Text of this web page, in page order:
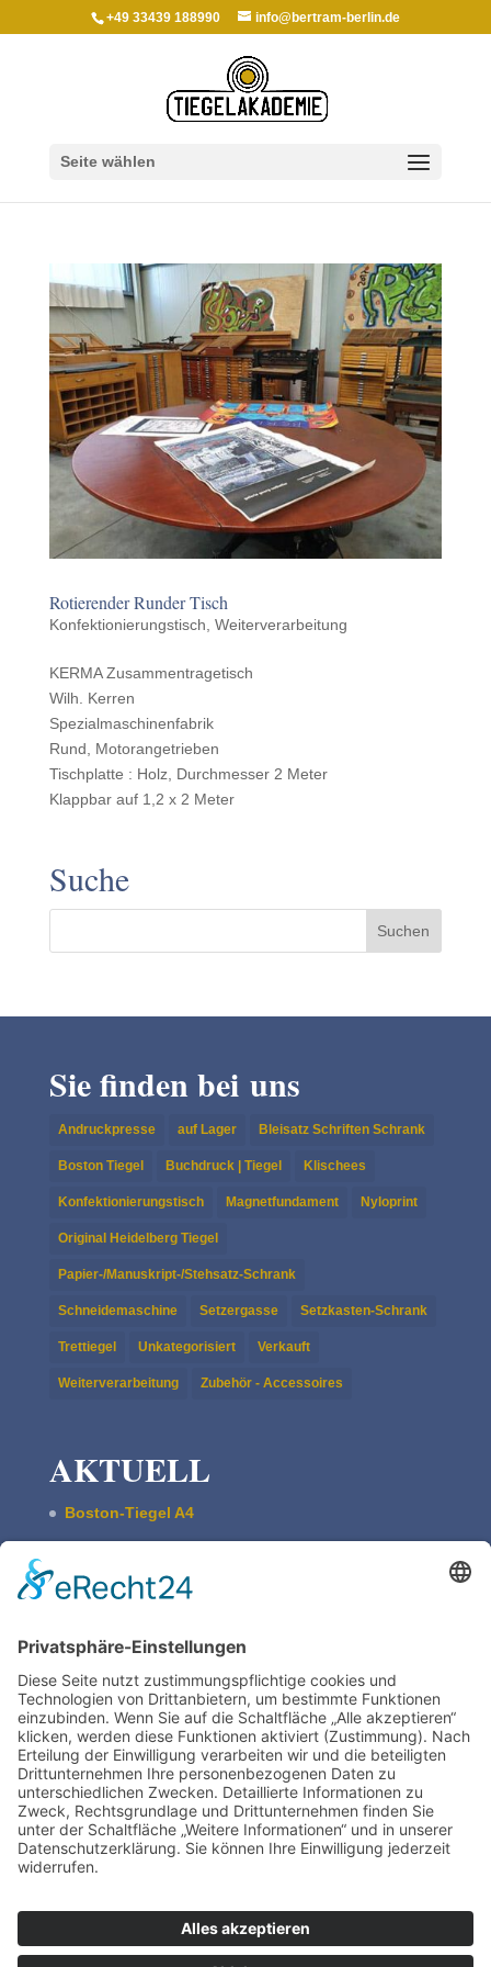
+49 33439 188990 info@bertram-berlin.de
Seite wählen
Rotieren­der Runder Tisch
Konfektionierungstisch Weiterverarbeitung
KERMA Zusam­men­tragetisch
Wilh. Kerren
Spezialmaschinenfabrik
Rund, Motorangetrieben
Tisch­platte : Holz, Durchmesser 2 Meter
Klapp­bar auf 1,2 x 2 Meter
Suche
Sie finden bei uns
Andruckpresse auf Lager Bleisatz Schriften Schrank
Boston Tiegel Buchdruck | Tiegel Klischees
Konfektionierungstisch Magnetfundament Nyloprint
Original Heidelberg Tiegel
Papier-/Manuskript-/Stehsatz-Schrank
Schneidemaschine Setzergasse Setzkasten-Schrank
Trettiegel Unkategorisiert Verkauft
Weiterverarbeitung Zubehör - Accessoires
AKTUELL
Boston-Tiegel A4
ASBERN Radier­presse
Boston Tiegel W. Harth & Co.
Impres­sum
Daten­schutz | Legal
Train­ing
Grafische Maschinen | 15370 Fredersdorf near
Berlin | Germanywww.bertrammachines.com